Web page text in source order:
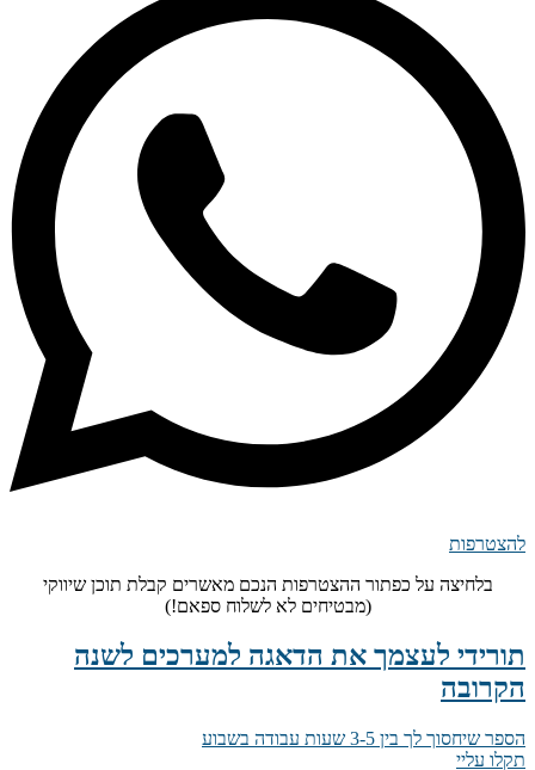
להצטרפות
בלחיצה על כפתור ההצטרפות הנכם מאשרים קבלת תוכן שיווקי
(מבטיחים לא לשלוח ספאם!)
תורידי לעצמך את הדאגה למערכים לשנה
הקרובה
הספר שיחסוך לך בין 3-5 שעות עבודה בשבוע
תקלו עליי